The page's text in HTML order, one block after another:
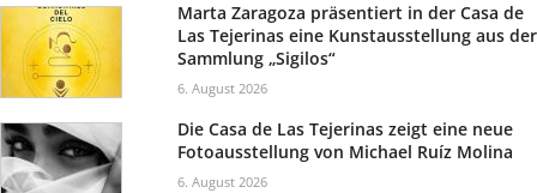
Marta Zaragoza präsentiert in der Casa de
Las Tejerinas eine Kunstausstellung aus der
Sammlung „Sigilos“
6. August 2026
Die Casa de Las Tejerinas zeigt eine neue
Fotoausstellung von Michael Ruíz Molina
6. August 2026